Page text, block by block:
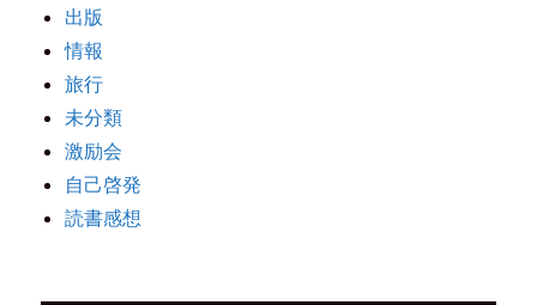
出版
情報
旅行
未分類
激励会
自己啓発
読書感想